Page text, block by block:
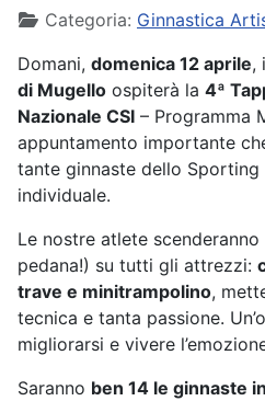
Categoria: Ginnastica
Domani, domenica 12 aprile,
di Mugello ospiterà la 4ª
Nazionale CSI – Programma
appuntamento importante
tante ginnaste dello
individuale.
Le nostre atlete
pedana!) su tutti gli attrezzi:
trave e minitrampolino,
tecnica e tanta passione.
migliorarsi e vivere
Saranno ben 14 le ginnaste